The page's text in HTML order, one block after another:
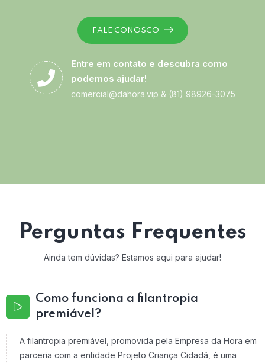
FALE CONOSCO
Entre em contato e descubra como
podemos ajudar!
comercial@dahora.vip & (81) 98926-3075
Perguntas Frequentes
Ainda tem dúvidas? Estamos aqui para ajudar!
Como funciona a filantropia
premiável?
A filantropia premiável, promovida pela Empresa da Hora em
parceria com a entidade Projeto Criança Cidadã, é uma